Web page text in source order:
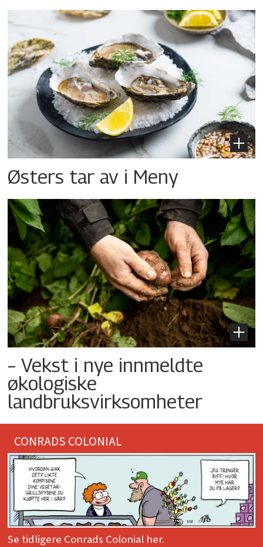
Østers tar av i Meny
– Vekst i nye innmeldte
økologiske
landbruksvirksomheter
CONRADS COLONIAL
Se tidligere Conrads Colonial her.